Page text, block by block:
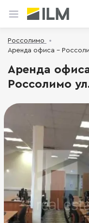
Россолимо
Аренда офиса -
Аренда
Россолимо